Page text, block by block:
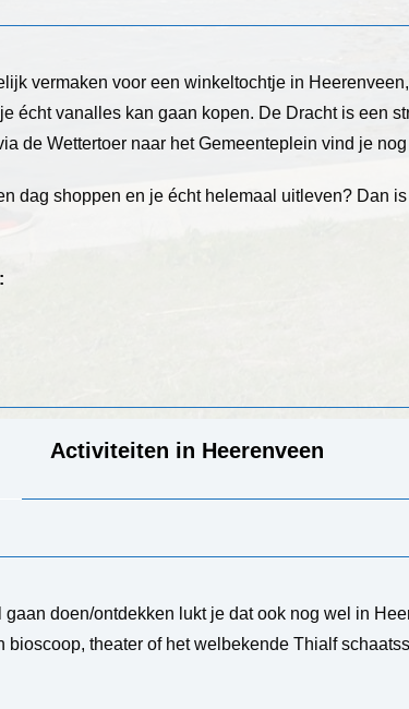
vermaken voor een winkeltochtje in
écht vanalles kan gaan kopen. De Dracht is een
de Wettertoer naar het Gemeenteplein vind je
dag shoppen en je écht helemaal uitleven? Dan
Activiteiten in Heerenveen
gaan doen/ontdekken lukt je dat ook nog wel in
bioscoop, theater of het welbekende Thialf